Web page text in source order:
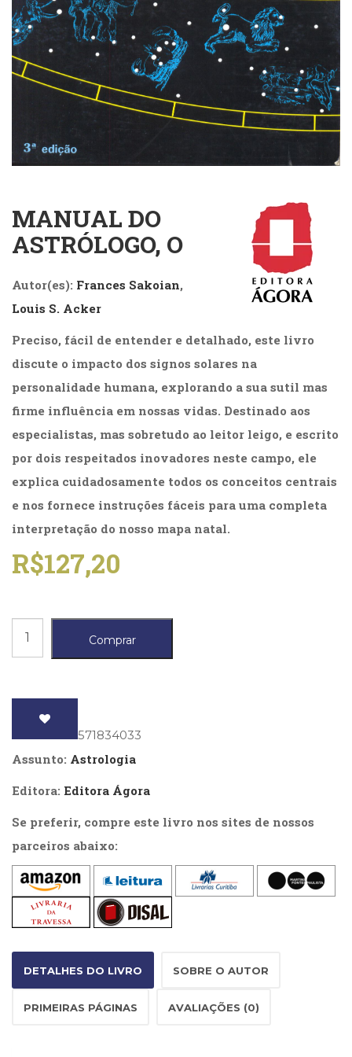
Cinema
(23)
Comportamento
(418)
Comunicação
(232)
e
Movimento
(222)
Criatividade
Alimentação
(14)
Negócios
(31)
Educação
Educação
Especial
Fisioterapia
(47)
Fonoaudiologia
Gestalt-
terapia
(93)
LGBTQIA+
Literatura
Ficção,
Ensaios
(69)
de
(48)
PNL
(Programação
Neurolingüística)
(41)
Psicodrama
Psicologia,
Psicoterapia
(799)
Publicidade,
MANUAL DO
ASTRÓLOGO, O
Autor(es): Frances Sakoian,
Louis S. Acker
Preciso, fácil de entender e detalhado, este livro
discute o impacto dos signos solares na
personalidade humana, explorando a sua sutil mas
firme influência em nossas vidas. Destinado aos
especialistas, mas sobretudo ao leitor leigo, e escrito
por dois respeitados inovadores neste campo, ele
explica cuidadosamente todos os conceitos centrais
e nos fornece instruções fáceis para uma completa
interpretação do nosso mapa natal.
R$127,20
Manual
O
quantidade
Comprar
: 9788571834033
Assunto: Astrologia
Editora: Editora Ágora
Se preferir, compre este livro nos sites de nossos
parceiros abaixo:
DETALHES DO LIVRO SOBRE O AUTOR
PRIMEIRAS PÁGINAS AVALIAÇÕES (0)